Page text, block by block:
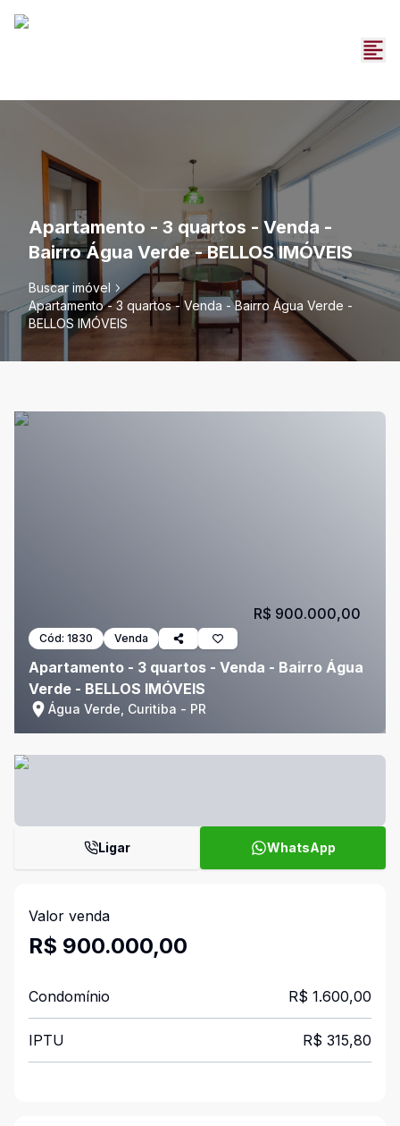
Apartamento - 3 quartos - Venda -
Bairro Água Verde - BELLOS IMÓVEIS
Buscar imóvel
Apartamento - 3 quartos - Venda - Bairro Água Verde -
BELLOS IMÓVEIS
Cód: 1830 Venda
Apartamento - 3 quartos - Venda - Bairro Água
Verde - BELLOS IMÓVEIS
Água Verde, Curitiba - PR
R$ 900.000,00
Ligar WhatsApp
Valor venda
R$ 900.000,00
Condomínio R$ 1.600,00
IPTU R$ 315,80